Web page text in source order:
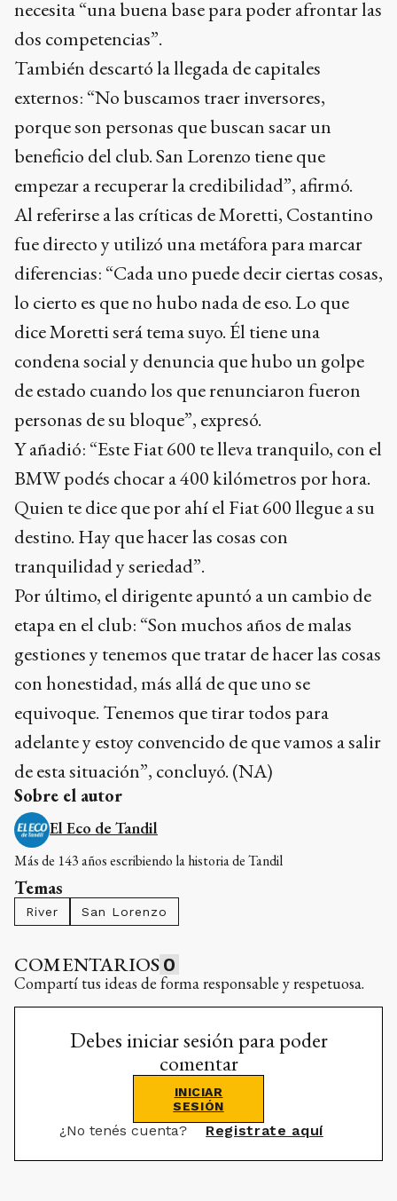
necesita “una buena base para poder afrontar las
dos competencias”.
También descartó la llegada de capitales
externos: “No buscamos traer inversores,
porque son personas que buscan sacar un
beneficio del club. San Lorenzo tiene que
empezar a recuperar la credibilidad”, afirmó.
Al referirse a las críticas de Moretti, Costantino
fue directo y utilizó una metáfora para marcar
diferencias: “Cada uno puede decir ciertas cosas,
lo cierto es que no hubo nada de eso. Lo que
dice Moretti será tema suyo. Él tiene una
condena social y denuncia que hubo un golpe
de estado cuando los que renunciaron fueron
personas de su bloque”, expresó.
Y añadió: “Este Fiat 600 te lleva tranquilo, con el
BMW podés chocar a 400 kilómetros por hora.
Quien te dice que por ahí el Fiat 600 llegue a su
destino. Hay que hacer las cosas con
tranquilidad y seriedad”.
Por último, el dirigente apuntó a un cambio de
etapa en el club: “Son muchos años de malas
gestiones y tenemos que tratar de hacer las cosas
con honestidad, más allá de que uno se
equivoque. Tenemos que tirar todos para
adelante y estoy convencido de que vamos a salir
de esta situación”, concluyó. (NA)
Sobre el autor
El Eco de Tandil
Más de 143 años escribiendo la historia de Tandil
Temas
River San Lorenzo
COMENTARIOS 0
Compartí tus ideas de forma responsable y respetuosa.
Debes iniciar sesión para poder
comentar
INICIAR
SESIÓN
¿No tenés cuenta? Registrate aquí